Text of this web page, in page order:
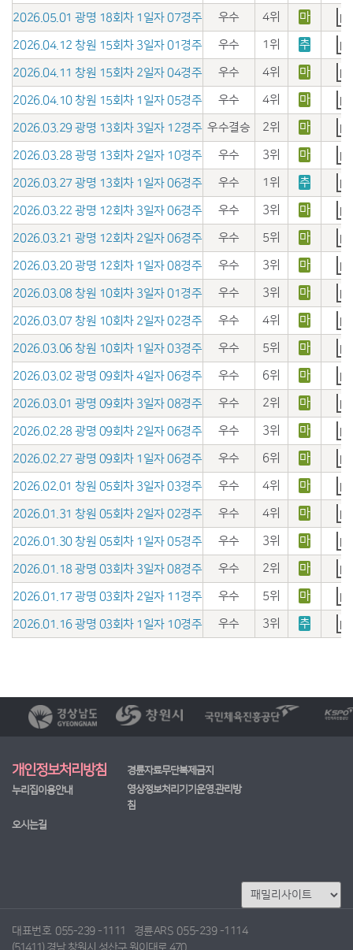
2026.05.01 광명 18회차 1일자 07경주 우수 4위 마
2026.04.12 창원 15회차 3일자 01경주 우수 1위 추
2026.04.11 창원 15회차 2일자 04경주 우수 4위 마
2026.04.10 창원 15회차 1일자 05경주 우수 4위 마
2026.03.29 광명 13회차 3일자 12경주 우수결승 2위 마
2026.03.28 광명 13회차 2일자 10경주 우수 3위 마
2026.03.27 광명 13회차 1일자 06경주 우수 1위 추
2026.03.22 광명 12회차 3일자 06경주 우수 3위 마
2026.03.21 광명 12회차 2일자 06경주 우수 5위 마
2026.03.20 광명 12회차 1일자 08경주 우수 3위 마
2026.03.08 창원 10회차 3일자 01경주 우수 3위 마
2026.03.07 창원 10회차 2일자 02경주 우수 4위 마
2026.03.06 창원 10회차 1일자 03경주 우수 5위 마
2026.03.02 광명 09회차 4일자 06경주 우수 6위 마
2026.03.01 광명 09회차 3일자 08경주 우수 2위 마
2026.02.28 광명 09회차 2일자 06경주 우수 3위 마
2026.02.27 광명 09회차 1일자 06경주 우수 6위 마
2026.02.01 창원 05회차 3일자 03경주 우수 4위 마
2026.01.31 창원 05회차 2일자 02경주 우수 4위 마
2026.01.30 창원 05회차 1일자 05경주 우수 3위 마
2026.01.18 광명 03회차 3일자 08경주 우수 2위 마
2026.01.17 광명 03회차 2일자 11경주 우수 5위 마
2026.01.16 광명 03회차 1일자 10경주 우수 3위 추
개인정보처리방침
경륜자료무단복제금지
누리집이용안내
영상정보처리기기운영.관리방
침
오시는길
대표번호 055-239 -1111 경륜ARS 055-239 -1114
(51411) 경남 창원시 성산구 원이대로 470